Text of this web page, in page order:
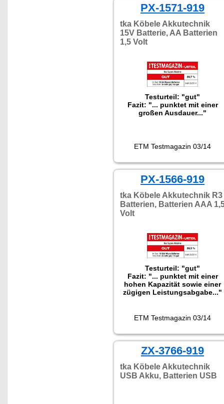
PX-1571-919
tka Köbele Akkutechnik
15V Batterie, AA Batterien
1,5 Volt
Testurteil: "gut"
Fazit: "... punktet mit einer
großen Ausdauer..."
ETM Testmagazin 03/14
PX-1566-919
tka Köbele Akkutechnik R3
Batterien, Batterien AAA
Volt
Testurteil: "gut"
Fazit: "... punktet mit einer
hohen Kapazität sowie einer
zügigen Leistungsabgabe..."
ETM Testmagazin 03/14
ZX-3766-919
tka Köbele Akkutechnik
USB Akku, Batterien USB